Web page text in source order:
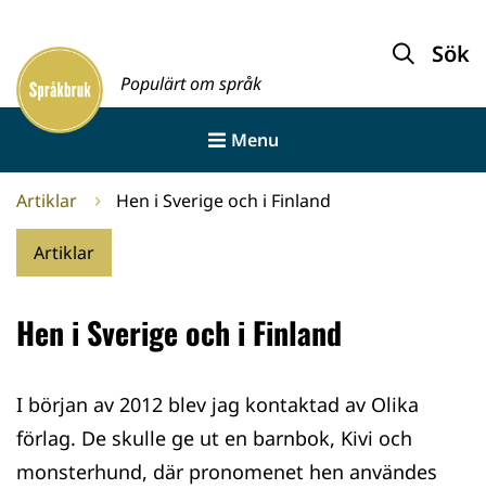
innehållet
Framsida
Populärt om språk
Sök
Menu
Artiklar Hen i Sverige och i Finland
Artiklar
Hen i Sverige och i Finland
I början av 2012 blev jag kontaktad av Olika
förlag. De skulle ge ut en barnbok, Kivi och
monsterhund, där pronomenet hen användes